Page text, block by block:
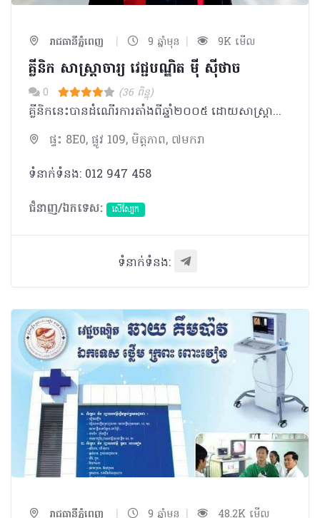
រាជធានីភ្នំពេញ | 9 ឆ្នាំមុន | 9K មើល
គ្លីនិក សាស្រ្តាចារ្យ វេជ្ជបណ្ឌិត ម៉ី ស៊ីថាច
0 (36 ពិន្ទុ)
គ្លីនិកនេះបានដំណើរការតាំងពីឆ្នាំ២០០៥ ដោយសាស្រ្តាចារ្យវេជ្ជបណ្ឌិតឯកទេសរោគសើស្បែក ម៉ី ស៊ីថាច​ ដែលបានបញ្ចប់ការសិក្សាឯកទេសសើស្បែកពីសាកលវិទ្យាល័យ មុនស្ទឺ (University of Munster) ប្រទេសអាល្លឺម៉ង់
ផ្ទះ 8E0, ផ្លូវ 109, មិត្ដភាព, ៧មករា
ទំនាក់ទំនង: 012 947 458
ជំនាញ/ឯកទេស:
សើស្បែក
ទំនាក់ទំនង:
រាជធានីភ្នំពេញ | 9 ឆ្នាំមុន | 48.2K មើល